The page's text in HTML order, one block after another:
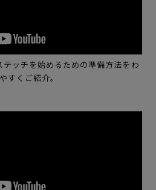
ッチを始めるための準備方法をわ
すくご紹介。